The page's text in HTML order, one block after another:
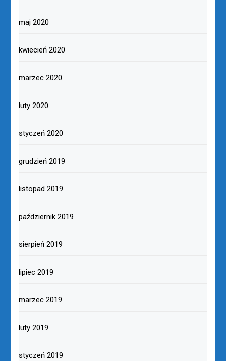
maj 2020
kwiecień 2020
marzec 2020
luty 2020
styczeń 2020
grudzień 2019
listopad 2019
październik 2019
sierpień 2019
lipiec 2019
marzec 2019
luty 2019
styczeń 2019